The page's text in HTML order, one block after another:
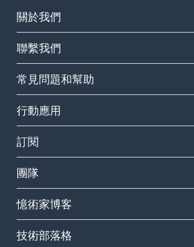
關於我們
聯繫我們
常見問題和幫助
行動應用
訂閱
團隊
憶術家博客
技術部落格